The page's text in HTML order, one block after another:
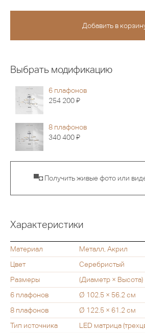
Выбрать модификацию
6 плафонов
254 200Я
8 плафонов
340 400Я
▀◘ Получить живые фото или
Характеристики
Материал
Металл, Акрил
Цвет
Серебристый
Размеры
(Диаметр × Высота)
6 плафонов
Ø 102.5 × 56.2 см
8 плафонов
Ø 122.5 × 61.2 см
Тип источника
LED матрица